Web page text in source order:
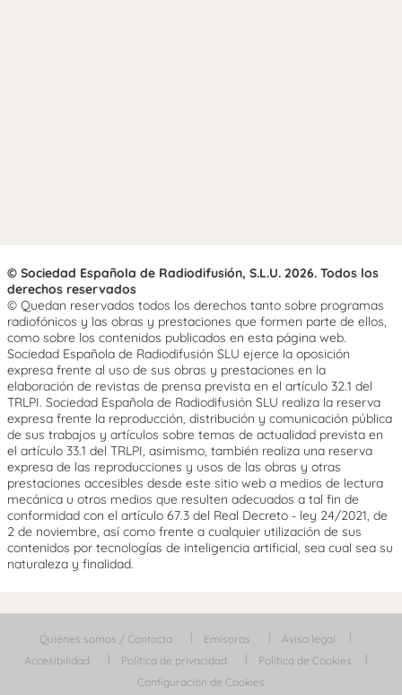
© Sociedad Española de Radiodifusión, S.L.U. 2026. Todos los
derechos reservados
© Quedan reservados todos los derechos tanto sobre programas
radiofónicos y las obras y prestaciones que formen parte de ellos,
como sobre los contenidos publicados en esta página web.
Sociedad Española de Radiodifusión SLU ejerce la oposición
expresa frente al uso de sus obras y prestaciones en la
elaboración de revistas de prensa prevista en el artículo 32.1 del
TRLPI. Sociedad Española de Radiodifusión SLU realiza la reserva
expresa frente la reproducción, distribución y comunicación pública
de sus trabajos y artículos sobre temas de actualidad prevista en
el artículo 33.1 del TRLPI, asimismo, también realiza una reserva
expresa de las reproducciones y usos de las obras y otras
prestaciones accesibles desde este sitio web a medios de lectura
mecánica u otros medios que resulten adecuados a tal fin de
conformidad con el artículo 67.3 del Real Decreto - ley 24/2021, de
2 de noviembre, así como frente a cualquier utilización de sus
contenidos por tecnologías de inteligencia artificial, sea cual sea su
naturaleza y finalidad.
Quiénes somos / Contacta Emisoras
Aviso legal
Accesibilidad
Política de privacidad
Política de Cookies
Configuración de Cookies